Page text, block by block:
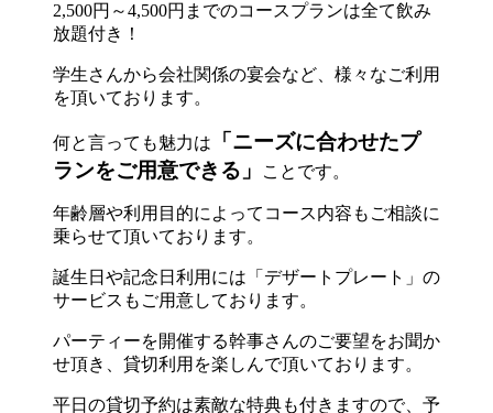
2,500円～4,500円までのコースプランは全て飲み
放題付き！
学生さんから会社関係の宴会など、様々なご利用
を頂いております。
何と言っても魅力は
「ニーズに合わせたプ
ランをご用意できる」
ことです。
年齢層や利用目的によってコース内容もご相談に
乗らせて頂いております。
誕生日や記念日利用には「デザートプレート」の
サービスもご用意しております。
パーティーを開催する幹事さんのご要望をお聞か
せ頂き、貸切利用を楽しんで頂いております。
平日の貸切予約は素敵な特典も付きますので、予